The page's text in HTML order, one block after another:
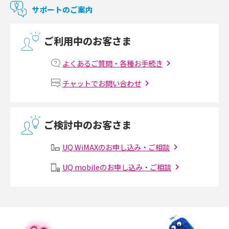
マンションで光回線の利用を始める手順は？設備状況の確認方法も解説
Wi-Fiルーターの設定方法をわかりやすく解説！事前に準備すべきものも紹
無線LANとは？メリット・デメリットや接続方法を解説
メッシュWi-Fiとは？仕組みやメリット・デメリット、中継機との違いを解
サポートのご案内
ご利用中のお客さま
よくあるご質問・各種お手続き
チャットでお問い合わせ
ご検討中のお客さま
UQ WiMAXのお申し込み・ご相談
UQ mobileのお申し込み・ご相談